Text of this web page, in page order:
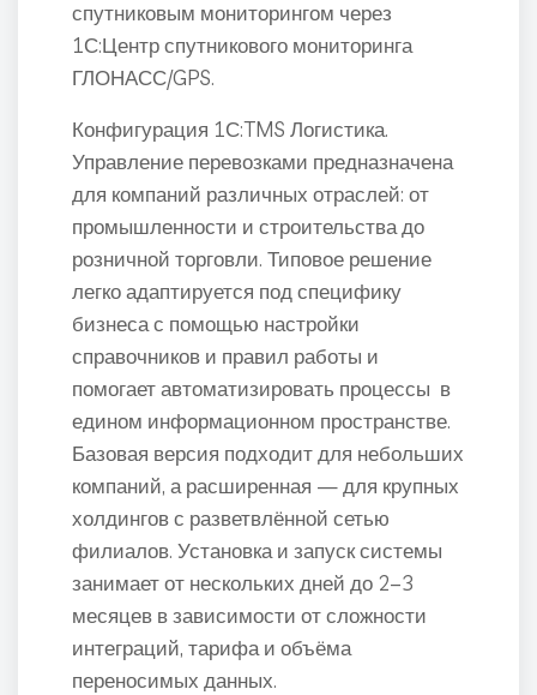
спутниковым мониторингом через
1С:Центр спутникового мониторинга
ГЛОНАСС/GPS.
Конфигурация 1С:TMS Логистика.
Управление перевозками предназначена
для компаний различных отраслей: от
промышленности и строительства до
розничной торговли. Типовое решение
легко адаптируется под специфику
бизнеса с помощью настройки
справочников и правил работы и
помогает автоматизировать процессы в
едином информационном пространстве.
Базовая версия подходит для небольших
компаний, а расширенная — для крупных
холдингов с разветвлённой сетью
филиалов. Установка и запуск системы
занимает от нескольких дней до 2–3
месяцев в зависимости от сложности
интеграций, тарифа и объёма
переносимых данных.